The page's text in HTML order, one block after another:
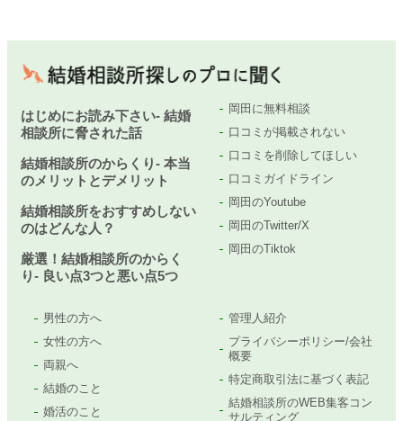
はじめにお読み下さい- 結婚
相談所に脅された話
結婚相談所のからくり- 本当
のメリットとデメリット
結婚相談所をおすすめしない
のはどんな人？
厳選！結婚相談所のからく
り- 良い点3つと悪い点5つ
岡田に無料相談
口コミが掲載されない
口コミを削除してほしい
口コミガイドライン
岡田のYoutube
岡田のTwitter/X
岡田のTiktok
男性の方へ
女性の方へ
両親へ
結婚のこと
婚活のこと
管理人紹介
プライバシーポリシー/会社
概要
特定商取引法に基づく表記
結婚相談所のWEB集客コン
サルティング